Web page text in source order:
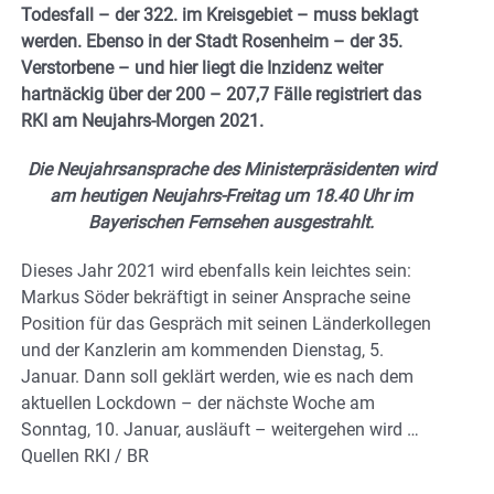
Todesfall – der 322. im Kreisgebiet – muss beklagt
werden. Ebenso in der Stadt Rosenheim – der 35.
Verstorbene – und hier liegt die Inzidenz weiter
hartnäckig über der 200 – 207,7 Fälle registriert das
RKI am Neujahrs-Morgen 2021.
Die Neujahrsansprache des Ministerpräsidenten wird
am heutigen Neujahrs-Freitag um 18.40 Uhr im
Bayerischen Fernsehen ausgestrahlt.
Dieses Jahr 2021 wird ebenfalls kein leichtes sein:
Markus Söder bekräftigt in seiner Ansprache seine
Position für das Gespräch mit seinen Länderkollegen
und der Kanzlerin am kommenden Dienstag, 5.
Januar. Dann soll geklärt werden, wie es nach dem
aktuellen Lockdown – der nächste Woche am
Sonntag, 10. Januar, ausläuft – weitergehen wird …
Quellen RKI / BR